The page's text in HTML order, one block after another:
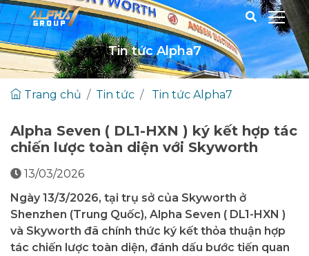
Tin tức Alpha7
Trang chủ Tin tức Tin tức Alpha7
Alpha Seven ( DL1-HXN ) ký kết hợp tác
chiến lược toàn diện với Skyworth
13/03/2026
Ngày 13/3/2026, tại trụ sở của Skyworth ở
Shenzhen (Trung Quốc), Alpha Seven ( DL1-HXN )
và Skyworth đã chính thức ký kết thỏa thuận hợp
tác chiến lược toàn diện, đánh dấu bước tiến quan